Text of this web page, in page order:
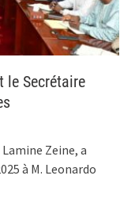
le Secrétaire
Zeine, a
à M. Leonardo